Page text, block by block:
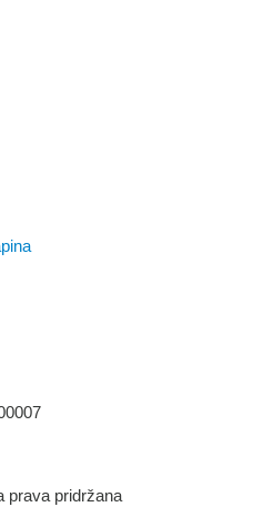
prava pridržana